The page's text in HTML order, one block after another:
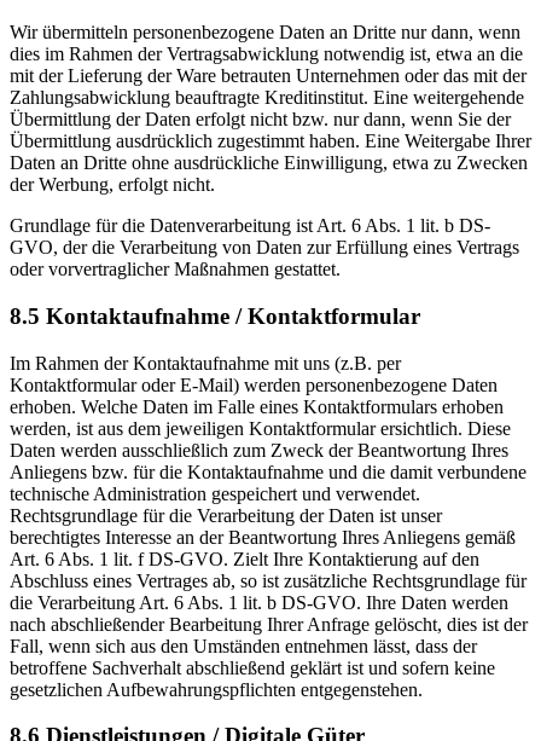
Wir übermitteln personenbezogene Daten an Dritte nur dann, wenn
dies im Rahmen der Vertragsabwicklung notwendig ist, etwa an die
mit der Lieferung der Ware betrauten Unternehmen oder das mit der
Zahlungsabwicklung beauftragte Kreditinstitut. Eine weitergehende
Übermittlung der Daten erfolgt nicht bzw. nur dann, wenn Sie der
Übermittlung ausdrücklich zugestimmt haben. Eine Weitergabe Ihrer
Daten an Dritte ohne ausdrückliche Einwilligung, etwa zu Zwecken
der Werbung, erfolgt nicht.
Grundlage für die Datenverarbeitung ist Art. 6 Abs. 1 lit. b DS-
GVO, der die Verarbeitung von Daten zur Erfüllung eines Vertrags
oder vorvertraglicher Maßnahmen gestattet.
8.5 Kontaktaufnahme / Kontaktformular
Im Rahmen der Kontaktaufnahme mit uns (z.B. per
Kontaktformular oder E-Mail) werden personenbezogene Daten
erhoben. Welche Daten im Falle eines Kontaktformulars erhoben
werden, ist aus dem jeweiligen Kontaktformular ersichtlich. Diese
Daten werden ausschließlich zum Zweck der Beantwortung Ihres
Anliegens bzw. für die Kontaktaufnahme und die damit verbundene
technische Administration gespeichert und verwendet.
Rechtsgrundlage für die Verarbeitung der Daten ist unser
berechtigtes Interesse an der Beantwortung Ihres Anliegens gemäß
Art. 6 Abs. 1 lit. f DS-GVO. Zielt Ihre Kontaktierung auf den
Abschluss eines Vertrages ab, so ist zusätzliche Rechtsgrundlage für
die Verarbeitung Art. 6 Abs. 1 lit. b DS-GVO. Ihre Daten werden
nach abschließender Bearbeitung Ihrer Anfrage gelöscht, dies ist der
Fall, wenn sich aus den Umständen entnehmen lässt, dass der
betroffene Sachverhalt abschließend geklärt ist und sofern keine
gesetzlichen Aufbewahrungspflichten entgegenstehen.
8.6 Dienstleistungen / Digitale Güter